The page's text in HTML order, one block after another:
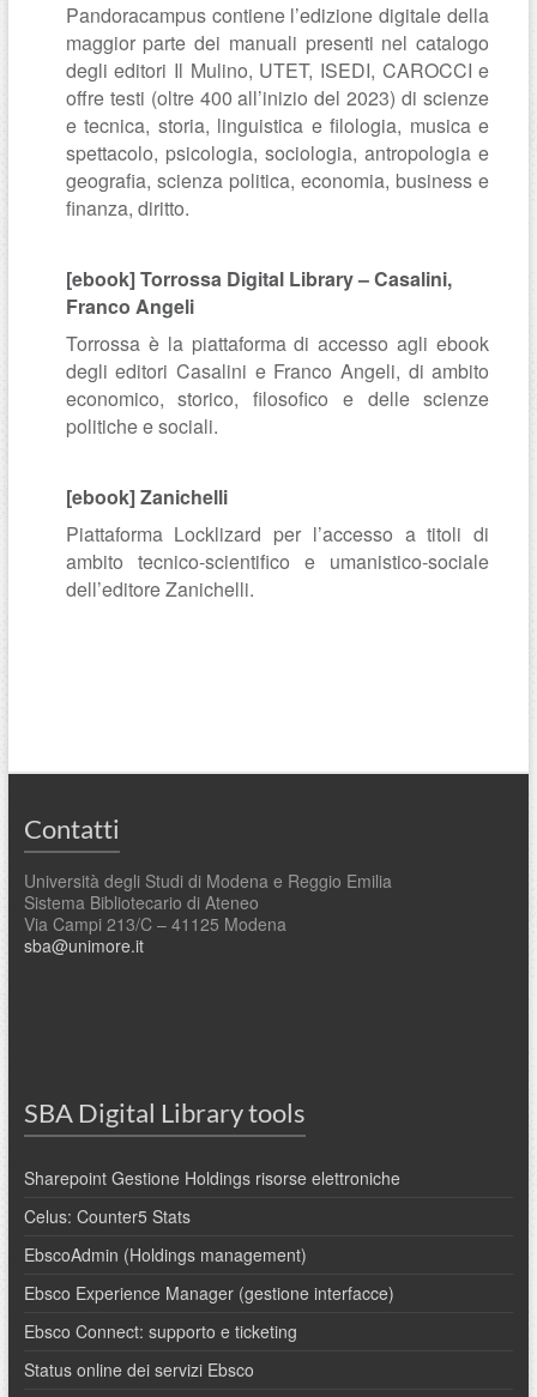
Pandoracampus contiene l’edizione digitale della
maggior parte dei manuali presenti nel catalogo
degli editori Il Mulino, UTET, ISEDI, CAROCCI e
offre testi (oltre 400 all’inizio del 2023) di scienze
e tecnica, storia, linguistica e filologia, musica e
spettacolo, psicologia, sociologia, antropologia e
geografia, scienza politica, economia, business e
finanza, diritto.
[ebook] Torrossa Digital Library – Casalini,
Franco Angeli
Torrossa è la piattaforma di accesso agli ebook
degli editori Casalini e Franco Angeli, di ambito
economico, storico, filosofico e delle scienze
politiche e sociali.
[ebook] Zanichelli
Piattaforma Locklizard per l’accesso a titoli di
ambito tecnico-scientifico e umanistico-sociale
dell’editore Zanichelli.
Contatti
Università degli Studi di Modena e Reggio Emilia
Sistema Bibliotecario di Ateneo
Via Campi 213/C – 41125 Modena
sba@unimore.it
SBA Digital Library tools
Sharepoint Gestione Holdings risorse elettroniche
Celus: Counter5 Stats
EbscoAdmin (Holdings management)
Ebsco Experience Manager (gestione interfacce)
Ebsco Connect: supporto e ticketing
Status online dei servizi Ebsco